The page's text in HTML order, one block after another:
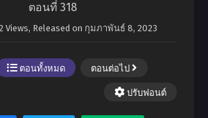
ตอนที่ 318
Views, Released on กุมภาพันธ์ 8, 2023
ตอนทั้งหมด ตอนต่อไป
ปรับฟอนต์